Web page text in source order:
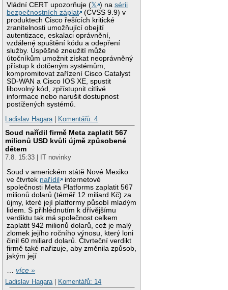
Vládní CERT upozorňuje (𝕏 ) nasérii
bezpečnostních záplat
(CVSS 9.9) v
produktech Cisco řešících kritické
zranitelnosti umožňující obejití
autentizace, eskalaci oprávnění,
vzdálené spuštění kódu a odepření
služby. Úspěšné zneužití může
útočníkům umožnit získat neoprávněný
přístup k dotčeným systémům,
kompromitovat zařízení Cisco Catalyst
SD-WAN a Cisco IOS XE, spustit
libovolný kód, zpřístupnit citlivé
informace nebo narušit dostupnost
postižených systémů.
Ladislav Hagara| Komentářů: 4
Soud nařídil firmě Meta zaplatit 567
milionů USD kvůli újmě způsobené
dětem
7.8. 15:33 | IT novinky
Soud v americkém státě Nové Mexiko
ve čtvrtek nařídil
internetové
společnosti Meta Platforms zaplatit 567
milionů dolarů (téměř 12 miliard Kč) za
újmy, které její platformy působí mladým
lidem. S přihlédnutím k dřívějšímu
verdiktu tak má společnost celkem
zaplatit 942 milionů dolarů, což je malý
zlomek jejího ročního výnosu, který loni
činil 60 miliard dolarů. Čtvrteční verdikt
firmě také nařizuje, aby změnila způsob,
jakým její
…více »
Ladislav Hagara
Komentářů: 14